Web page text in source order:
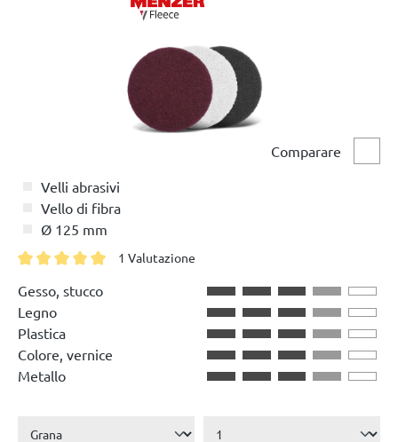
Comparare
Velli abrasivi
Vello di fibra
Ø 125 mm
1 Valutazione
Gesso, stucco
Legno
Plastica
Colore, vernice
Metallo